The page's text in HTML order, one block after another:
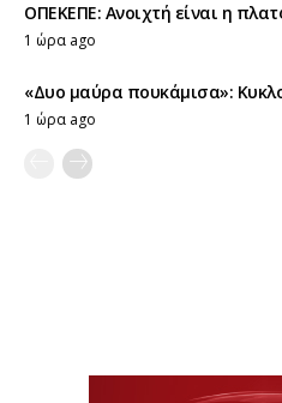
ΟΠΕΚΕΠΕ: Ανοιχτή είναι η
1 ώρα ago
«Δυο μαύρα πουκάμισα»:
1 ώρα ago